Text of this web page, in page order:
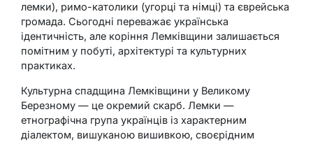
лемки), римо-католики (угорці та німці) та єврейська
громада. Сьогодні переважає українська
ідентичність, але коріння Лемківщини залишається
помітним у побуті, архітектурі та культурних
практиках.
Культурна спадщина Лемківщини у Великому
Березному — це окремий скарб. Лемки —
етнографічна група українців із характерним
діалектом, вишуканою вишивкою, своєрідним